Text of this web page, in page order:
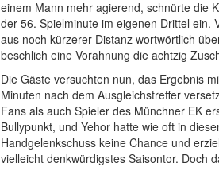
einem Mann mehr agierend, schnürte die
der 56. Spielminute im eigenen Drittel ein.
aus noch kürzerer Distanz wortwörtlich
beschlich eine Vorahnung die achtzig
Die Gäste versuchten nun, das Ergebnis
Minuten nach dem Ausgleichstreffer
Fans als auch Spieler des Münchner EK
Bullypunkt, und Yehor hatte wie oft in
Handgelenkschuss keine Chance und
vielleicht denkwürdigstes Saisontor. Doch